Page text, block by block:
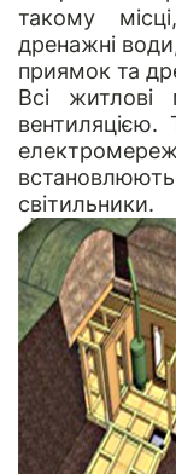
такому
дренажні
приямок та
Всі житлові
вентиляцією.
світильники.